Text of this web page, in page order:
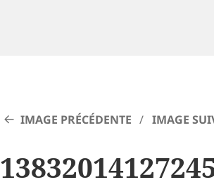
IMAGE PRÉCÉDENTE IMAGE